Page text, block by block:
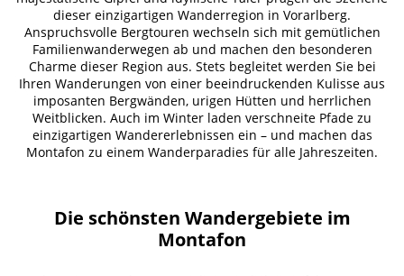
dieser einzigartigen Wanderregion in Vorarlberg.
Anspruchsvolle Bergtouren wechseln sich mit gemütlichen
Familienwanderwegen ab und machen den besonderen
Charme dieser Region aus. Stets begleitet werden Sie bei
Ihren Wanderungen von einer beeindruckenden Kulisse aus
imposanten Bergwänden, urigen Hütten und herrlichen
Weitblicken. Auch im Winter laden verschneite Pfade zu
einzigartigen Wandererlebnissen ein – und machen das
Montafon zu einem Wanderparadies für alle Jahreszeiten.
Die schönsten Wandergebiete im
Montafon